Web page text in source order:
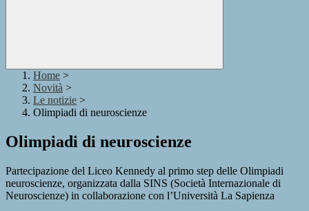
Home >
Novità >
Le notizie >
Olimpiadi di neuroscienze
Olimpiadi di neuroscienze
Partecipazione del Liceo Kennedy al primo step delle Olimpiadi
neuroscienze, organizzata dalla SINS (Società Internazionale di
Neuroscienze) in collaborazione con l’Università La Sapienza